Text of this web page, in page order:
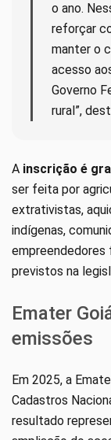
o ano.
reforçar
manter o
acesso
Governo
rural”,
A inscrição é
ser feita por
extrativistas,
indígenas,
empreendedores
previstos na
Emater
emissões
Em 2025, a
Cadastros
resultado